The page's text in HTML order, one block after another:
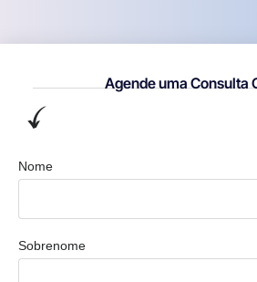
Agende uma Consulta
Nome
Sobrenome